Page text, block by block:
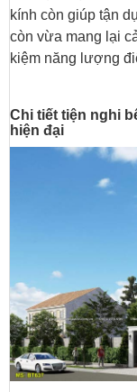
kính còn giúp tận
còn vừa mang lại
kiệm năng lượng
Chi tiết tiện nghi
hiện đại